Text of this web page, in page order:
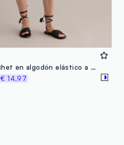
Short de crochet en algodón elástico a rayas blancas y azules, corte regular
€ 14,97